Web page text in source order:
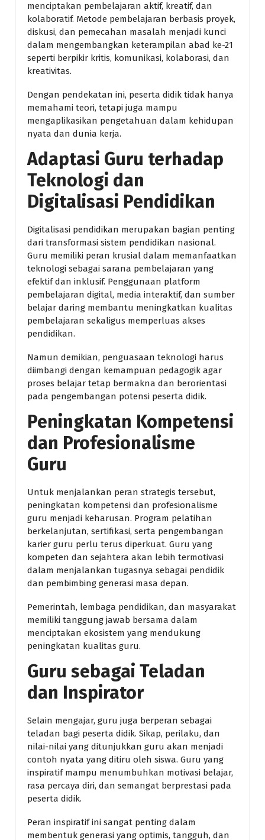
menciptakan pembelajaran aktif, kreatif, dan
kolaboratif. Metode pembelajaran berbasis proyek,
diskusi, dan pemecahan masalah menjadi kunci
dalam mengembangkan keterampilan abad ke-21
seperti berpikir kritis, komunikasi, kolaborasi, dan
kreativitas.
Dengan pendekatan ini, peserta didik tidak hanya
memahami teori, tetapi juga mampu
mengaplikasikan pengetahuan dalam kehidupan
nyata dan dunia kerja.
Adaptasi Guru terhadap
Teknologi dan
Digitalisasi Pendidikan
Digitalisasi pendidikan merupakan bagian penting
dari transformasi sistem pendidikan nasional.
Guru memiliki peran krusial dalam memanfaatkan
teknologi sebagai sarana pembelajaran yang
efektif dan inklusif. Penggunaan platform
pembelajaran digital, media interaktif, dan sumber
belajar daring membantu meningkatkan kualitas
pembelajaran sekaligus memperluas akses
pendidikan.
Namun demikian, penguasaan teknologi harus
diimbangi dengan kemampuan pedagogik agar
proses belajar tetap bermakna dan berorientasi
pada pengembangan potensi peserta didik.
Peningkatan Kompetensi
dan Profesionalisme
Guru
Untuk menjalankan peran strategis tersebut,
peningkatan kompetensi dan profesionalisme
guru menjadi keharusan. Program pelatihan
berkelanjutan, sertifikasi, serta pengembangan
karier guru perlu terus diperkuat. Guru yang
kompeten dan sejahtera akan lebih termotivasi
dalam menjalankan tugasnya sebagai pendidik
dan pembimbing generasi masa depan.
Pemerintah, lembaga pendidikan, dan masyarakat
memiliki tanggung jawab bersama dalam
menciptakan ekosistem yang mendukung
peningkatan kualitas guru.
Guru sebagai Teladan
dan Inspirator
Selain mengajar, guru juga berperan sebagai
teladan bagi peserta didik. Sikap, perilaku, dan
nilai-nilai yang ditunjukkan guru akan menjadi
contoh nyata yang ditiru oleh siswa. Guru yang
inspiratif mampu menumbuhkan motivasi belajar,
rasa percaya diri, dan semangat berprestasi pada
peserta didik.
Peran inspiratif ini sangat penting dalam
membentuk generasi yang optimis, tangguh, dan